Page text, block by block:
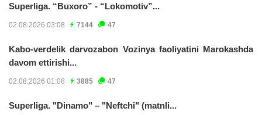
Superliga. “Buxoro” - “Lokomotiv”...
02.08.2026 03:08 7144 47
Kabo-verdelik darvozabon Vozinya faoliyatini Marokashda
davom ettirishi...
02.08.2026 01:08 3885 47
Superliga. "Dinamo" – "Neftchi" (matnli...